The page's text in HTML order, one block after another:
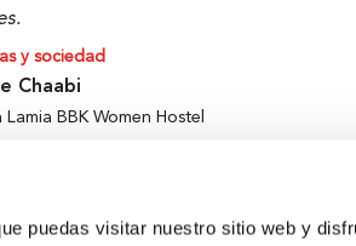
puedas visitar nuestro sitio web y
y sociedad
Chaabi
Lamia BBK Women Hostel